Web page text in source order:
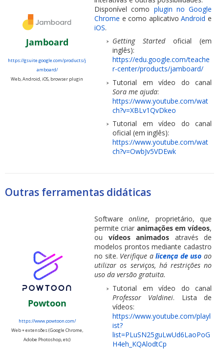
Jamboard
https://gsuite.google.com/products/j
amboard/
Web, Android, iOS, browser plugin
Disponível como plugin no Google
Chrome e como aplicativoAndroid e
iOS.
Getting Startedoficial (em
inglês):
https://edu.google.com/teache
r-center/products/jamboard/
Tutorial em vídeo do canal
Sora me ajuda:
https://www.youtube.com/wat
ch?v=XBLv1QvDkeo
Tutorial em vídeo do canal
oficial (em inglês):
https://www.youtube.com/wat
ch?v=OwbJv5VDEwk
Outras ferramentas didáticas
Powtoon
https://www.powtoon.com/
Web + extensões (Google Chrome,
Adobe Photoshop, etc)
Softwareonline, proprietário, que
permite criar animações em vídeos,
ou vídeos animados através de
modelos prontos mediante cadastro
no site. Verifique alicença de uso ao
utilizar os serviços, há restrições no
uso da versão gratuita.
Tutorial em vídeo do canal
Professor Valdinei. Lista de
vídeos:
https://www.youtube.com/playl
ist?
list=PLuSN25guLwUd6LaoPoG
H4eh_KQAlodtCp